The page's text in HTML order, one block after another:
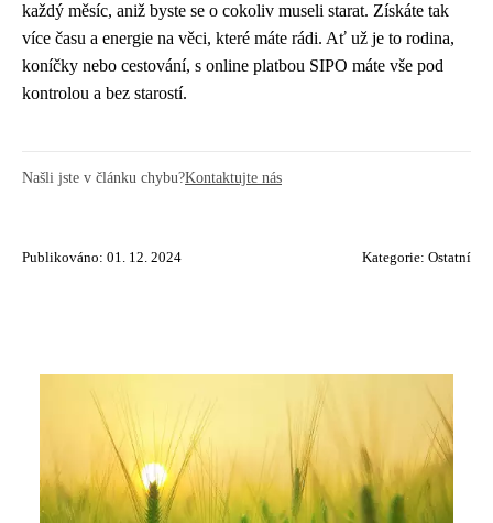
každý měsíc, aniž byste se o cokoliv museli starat. Získáte tak
více času a energie na věci, které máte rádi. Ať už je to rodina,
koníčky nebo cestování, s online platbou SIPO máte vše pod
kontrolou a bez starostí.
Našli jste v článku chybu?Kontaktujte nás
Publikováno: 01. 12. 2024 Kategorie: Ostatní